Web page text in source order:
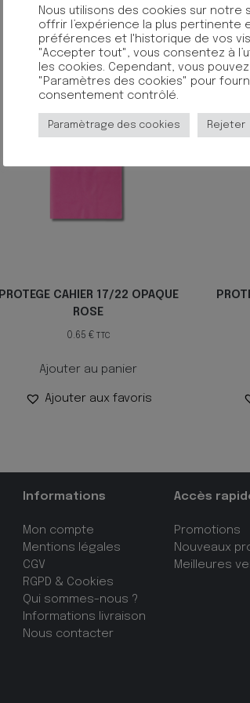
PROTEGE CAHIER 17/22 OPAQUE
ROSE
0.65 € TTC
Ajouter au panier
Ajouter aux favoris
Informations
Mon compte
Mentions légales
CGV
RGPD & Cookies
Qui sommes-nous ?
Informations livraison
Nous contacter
Accès
Promotions
Nouveaux
Meilleures
Nous utilisons des cookies sur notre
offrir l’expérience la plus pertinente
préférences et l'historique de vos
"Accepter tout", vous consentez à
les cookies. Cependant, vous
"Paramètres des cookies" pour
consentement contrôlé.
Paramètrage des cookies Rejeter